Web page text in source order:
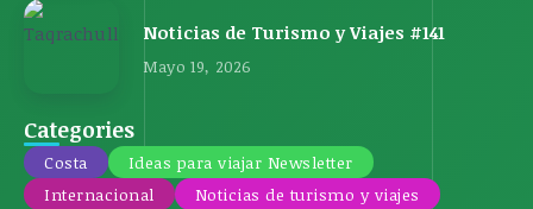
Noticias de Turismo y Viajes #141
Mayo 19, 2026
Categories
Costa
Ideas para viajar Newsletter
Internacional
Noticias de turismo y viajes